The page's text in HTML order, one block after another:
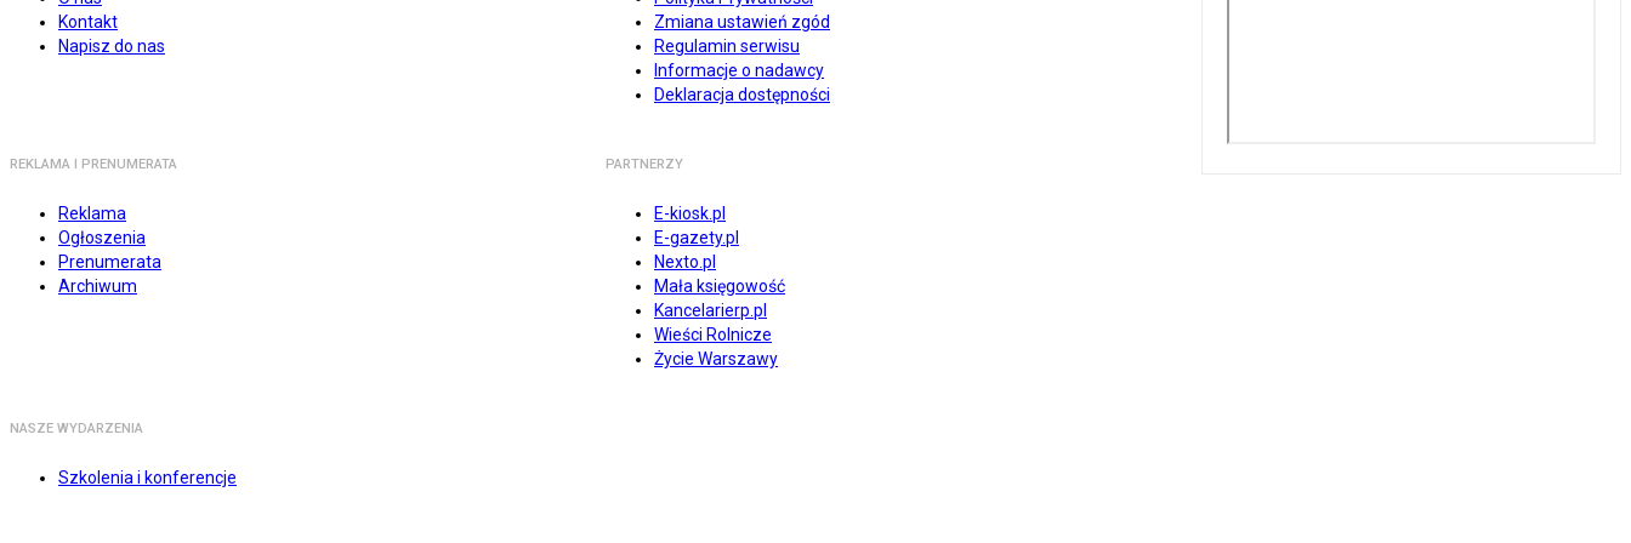
Kontakt
Napisz do nas
Zmiana ustawień zgód
Regulamin serwisu
Informacje o nadawcy
Deklaracja dostępności
REKLAMA I PRENUMERATA
Reklama
Ogłoszenia
Prenumerata
Archiwum
PARTNERZY
E-kiosk.pl
E-gazety.pl
Nexto.pl
Mała księgowość
Kancelarierp.pl
Wieści Rolnicze
Życie Warszawy
NASZE WYDARZENIA
Szkolenia i konferencje